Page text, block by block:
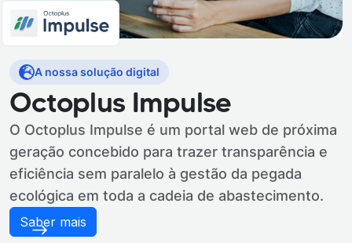
A nossa solução digital
Octoplus Impulse
O Octoplus Impulse é um portal web de próxima
geração concebido para trazer transparência e
eficiência sem paralelo à gestão da pegada
ecológica em toda a cadeia de abastecimento.
Saber mais